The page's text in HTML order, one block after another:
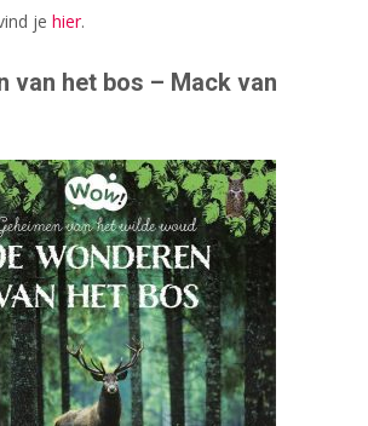
je hier.
van het bos – Mack van